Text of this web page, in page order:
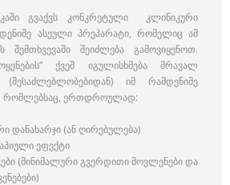
გვაქვს კონკრეტული კლინიკური
ასეული პრეპარატი, რომელიც ამ
შემთხვევაში შეიძლება გამოვიყენოთ.
ქვეშ იგულისხმება მრავალ
(შესაძლებლობებიდან) იმ რამდენიმე
რომლებსაც, ერთდროულად:
დანახარჯი (ან ღირებულება)
ეფექტი
(მინიმალური გვერდითი მოვლენები და